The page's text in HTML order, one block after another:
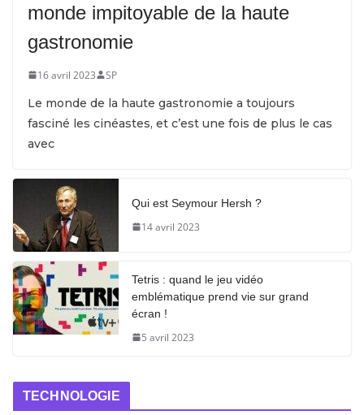
monde impitoyable de la haute
gastronomie
16 avril 2023 SP
Le monde de la haute gastronomie a toujours
fasciné les cinéastes, et c’est une fois de plus le cas
avec
Qui est Seymour Hersh ?
14 avril 2023
Tetris : quand le jeu vidéo
emblématique prend vie sur grand
écran !
5 avril 2023
TECHNOLOGIE